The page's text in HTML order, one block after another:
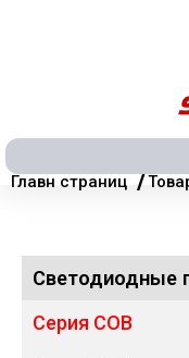
Главн страниц /
Светодиодные
Серия COB